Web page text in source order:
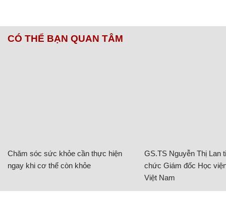
CÓ THỂ BẠN QUAN TÂM
Chăm sóc sức khỏe cần thực hiện
ngay khi cơ thể còn khỏe
GS.TS Nguyễn Thị Lan
chức Giám đốc Học
Việt Nam